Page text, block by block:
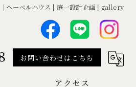
へーベルハウス | 庭一設計企画 | gallery
お問い合わせはこちら
アクセス